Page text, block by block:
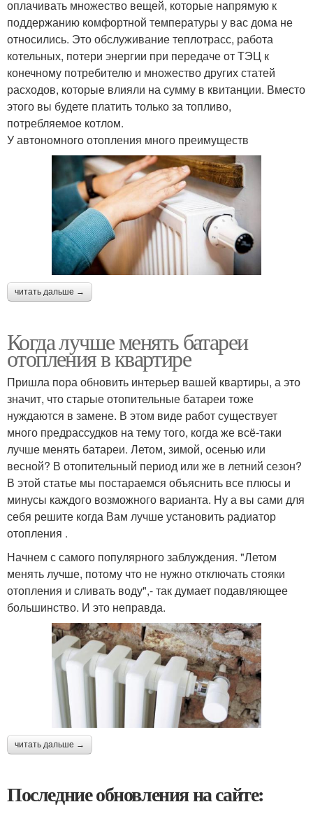
оплачивать множество вещей, которые напрямую к
поддержанию комфортной температуры у вас дома не
относились. Это обслуживание теплотрасс, работа
котельных, потери энергии при передаче от ТЭЦ к
конечному потребителю и множество других статей
расходов, которые влияли на сумму в квитанции. Вместо
этого вы будете платить только за топливо,
потребляемое котлом.
У автономного отопления много преимуществ
читать дальше →
Когда лучше менять батареи
отопления в квартире
Пришла пора обновить интерьер вашей квартиры, а это
значит, что старые отопительные батареи тоже
нуждаются в замене. В этом виде работ существует
много предрассудков на тему того, когда же всё-таки
лучше менять батареи. Летом, зимой, осенью или
весной? В отопительный период или же в летний сезон?
В этой статье мы постараемся объяснить все плюсы и
минусы каждого возможного варианта. Ну а вы сами для
себя решите когда Вам лучше установить радиатор
отопления .
Начнем с самого популярного заблуждения. "Летом
менять лучше, потому что не нужно отключать стояки
отопления и сливать воду",- так думает подавляющее
большинство. И это неправда.
читать дальше →
Последние обновления на сайте: